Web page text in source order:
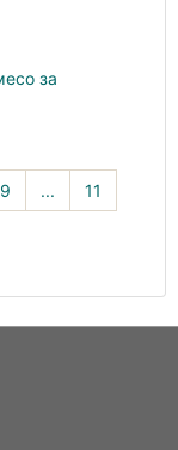
за
9 ... 11